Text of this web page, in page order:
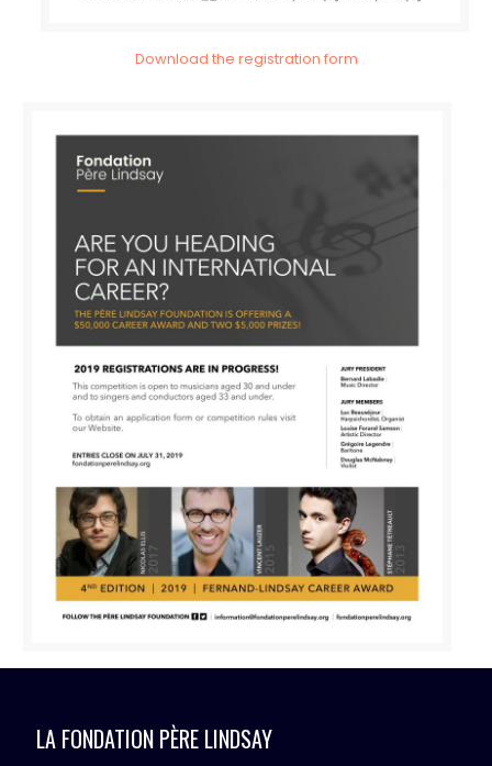
Download the registration form
LA FONDATION PÈRE LINDSAY